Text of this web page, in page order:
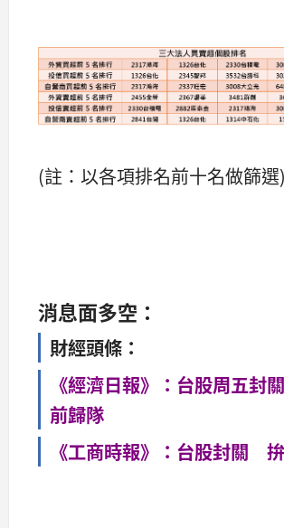
(註：以各項排名前十名做篩選)
消息面多空：
財經頭條：
《經濟日報》：台股周五
前歸隊
《工商時報》：台股封關